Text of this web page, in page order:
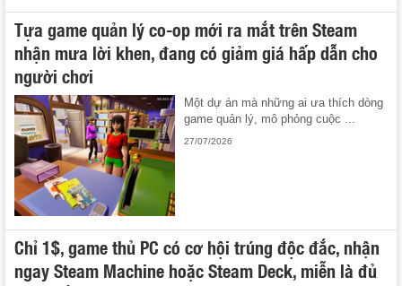
Tựa game quản lý co-op mới ra mắt trên Steam
nhận mưa lời khen, đang có giảm giá hấp dẫn cho
người chơi
Một dự án mà những ai ưa thích dòng
game quản lý, mô phỏng cuộc ...
27/07/2026
Chỉ 1$, game thủ PC có cơ hội trúng độc đắc, nhận
ngay Steam Machine hoặc Steam Deck, miễn là đủ